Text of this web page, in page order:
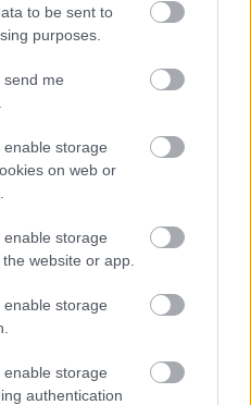
to be sent to
purposes.
send me
storage
on web or
storage
website or app.
storage
storage
authentication
jenny.grστο
google
τα πάντα γύρω από
τα τέλεια outfits
ΤΩΡΑ
Αυτά τα ζώδια είναι
μαμά τους